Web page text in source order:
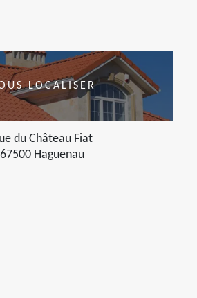
LOCALISER
du Château Fiat
67500 Haguenau